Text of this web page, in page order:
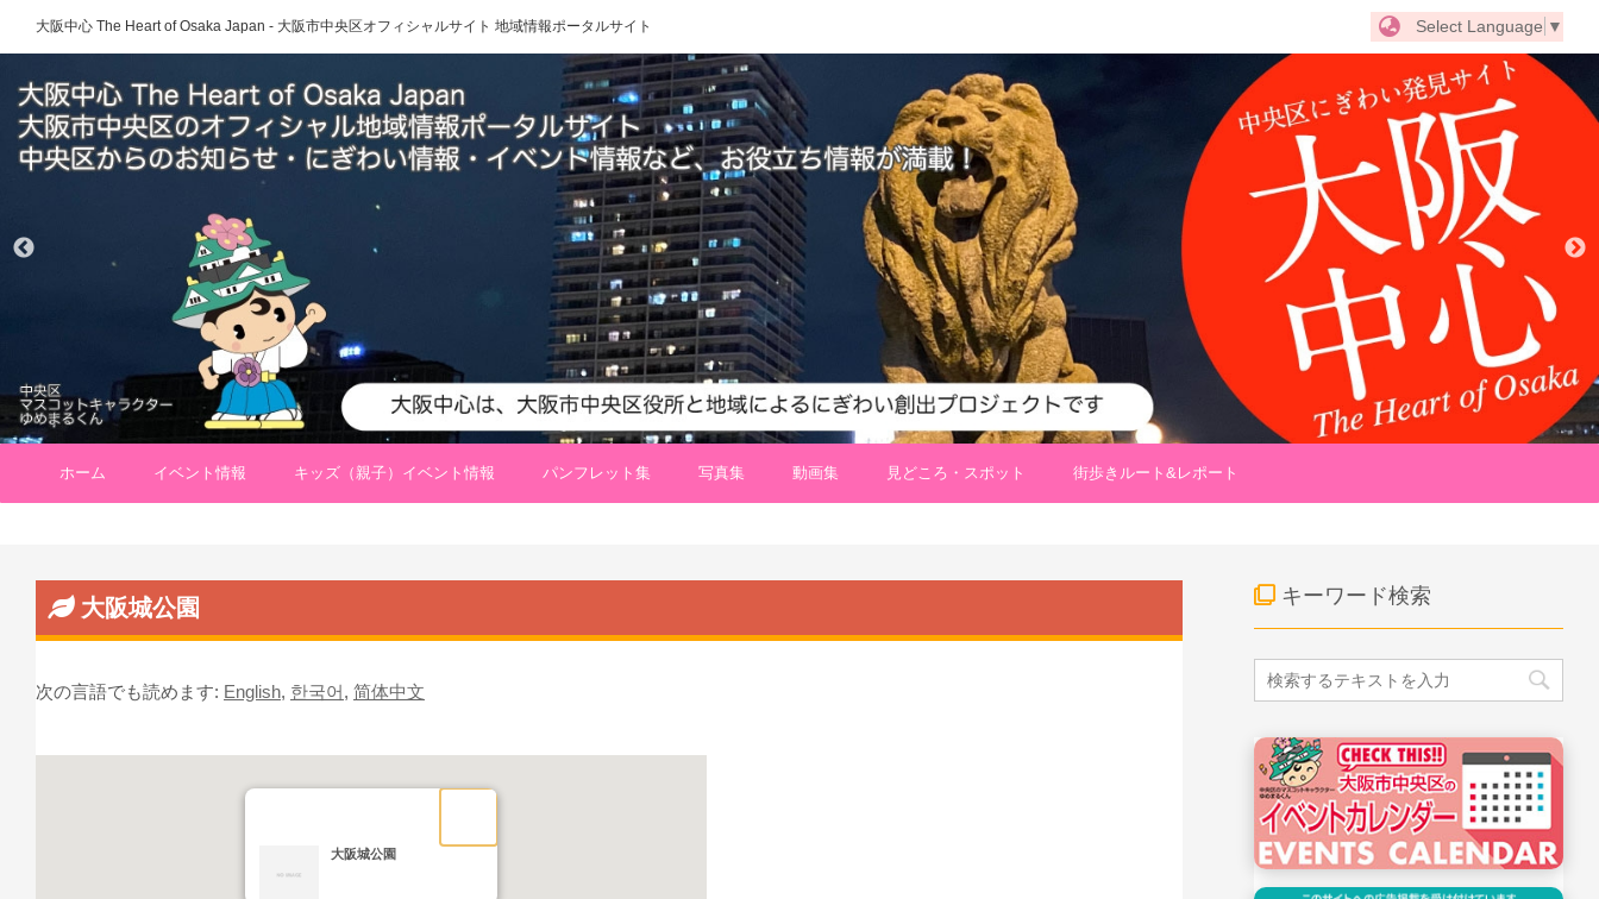
大阪中心 The Heart of Osaka Japan - 大阪市中央区オフィシャルサイト 地域情報ポータルサイト Select Language ▼
ホーム イベント情報 キッズ（親子）イベント情報 パンフレット集 写真集 動画集 見どころ・スポット 街歩きルート&レポート
大阪城公園
次の言語でも読めます: English, 한국어, 简体中文
大阪城公園
キーワード検索